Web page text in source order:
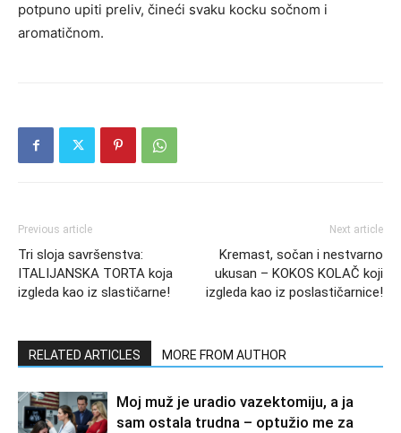
potpuno upiti preliv, čineći svaku kocku sočnom i
aromatičnom.
Previous article
Tri sloja savršenstva:
ITALIJANSKA TORTA koja
izgleda kao iz slastičarne!
Next article
Kremast, sočan i nestvarno
ukusan – KOKOS KOLAČ koji
izgleda kao iz poslastičarnice!
RELATED ARTICLES MORE FROM AUTHOR
Moj muž je uradio vazektomiju, a ja
sam ostala trudna – optužio me za